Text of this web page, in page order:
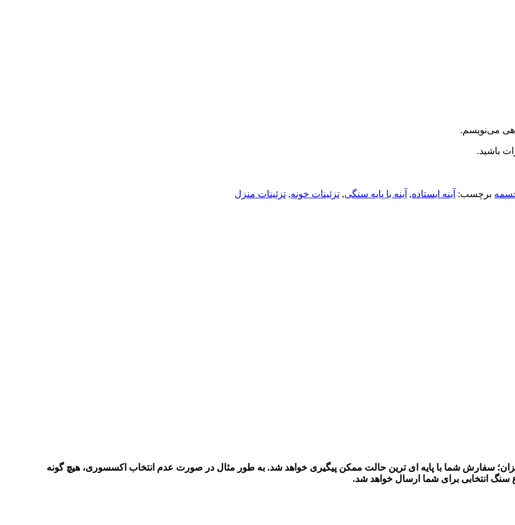
می‌نویسم.
باشید.
برچسب: آینه ایستاده, آینه با پایه سنگی, تزئینات خونه, تزئینات منزل
سفارش شما با پایه ای ترین حالت ممکن پیگیری خواهد شد. به طور مثال در صورت عدم انتخاب اکسسوری، هیچ گونه
انتخابی برای شما ارسال خواهد شد.